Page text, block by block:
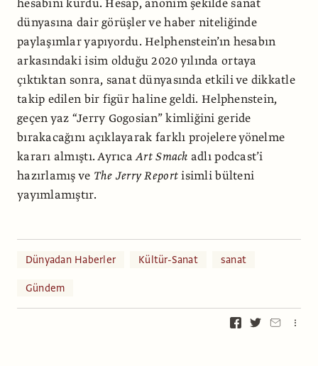
hesabını kurdu. Hesap, anonim şekilde sanat
dünyasına dair görüşler ve haber niteliğinde
paylaşımlar yapıyordu. Helphenstein’ın hesabın
arkasındaki isim olduğu 2020 yılında ortaya
çıktıktan sonra, sanat dünyasında etkili ve dikkatle
takip edilen bir figür haline geldi. Helphenstein,
geçen yaz “Jerry Gogosian” kimliğini geride
bırakacağını açıklayarak farklı projelere yönelme
kararı almıştı. AyrıcaArt Smack adlı podcast’i
hazırlamış ve The Jerry Reportisimli bülteni
yayımlamıştır.
Dünyadan Haberler Kültür-Sanat
sanat
Gündem